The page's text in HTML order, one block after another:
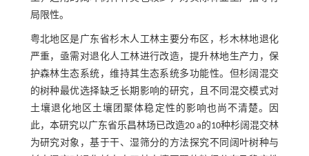
局限性。
粤北地区是广东省杉木人工林主要分布区，杉木林地退化
严重，亟需对退化人工林进行改造，提升林地生产力，保
护森林生态系统，维持其生态系统多功能性。但杉阔混交
的树种最优选择缺乏长期影响的研究，且不同混交模式对
土壤退化地区土壤团聚体稳定性的影响也尚不清楚。因
此，本研究以广东省乐昌林场已改造20 a的10种杉阔混交林
为研究对象，基于干、湿筛分的方法探究不同阔叶树种与